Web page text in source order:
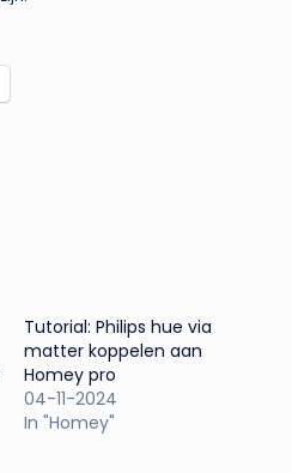
Tutorial: Philips hue via
matter koppelen aan
Homey pro
04-11-2024
In "Homey"